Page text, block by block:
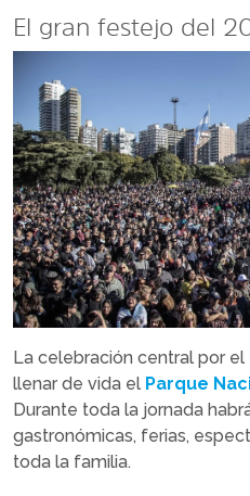
El gran festejo del
La celebración central por
llenar de vida el Parque
Durante toda la jornada
gastronómicas, ferias,
toda la familia.